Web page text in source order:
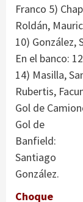
Franco 5)
Roldán,
10) González,
En el banco:
14) Masilla,
Rubertis,
Gol de
Gol de
Banfield:
Santiago
González.
Choque